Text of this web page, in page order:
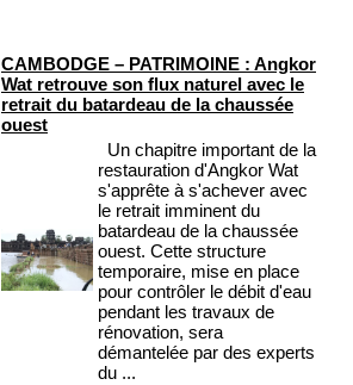
CAMBODGE – PATRIMOINE : Angkor
Wat retrouve son flux naturel avec le
retrait du batardeau de la chaussée
ouest
Un chapitre important de la
restauration d'Angkor Wat
s'apprête à s'achever avec
le retrait imminent du
batardeau de la chaussée
ouest. Cette structure
temporaire, mise en place
pour contrôler le débit d'eau
pendant les travaux de
rénovation, sera
démantelée par des experts
du ...